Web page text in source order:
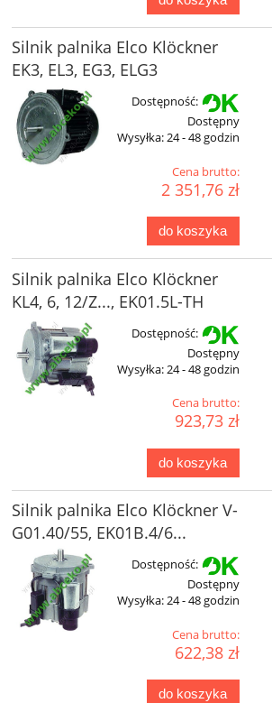
Silnik palnika Elco Klöckner
EK3, EL3, EG3, ELG3
Dostępność:
Dostępny
Wysyłka:24 - 48 godzin
Cena brutto:
2 351,76 zł
do koszyka
Silnik palnika Elco Klöckner
KL4, 6, 12/Z..., EK01.5L-TH
Dostępność:
Dostępny
Wysyłka: 24 - 48 godzin
Cena brutto:
923,73 zł
do koszyka
Silnik palnika Elco Klöckner V-
G01.40/55, EK01B.4/6...
Dostępność:
Dostępny
Wysyłka:24 - 48 godzin
Cena brutto:
622,38 zł
do koszyka